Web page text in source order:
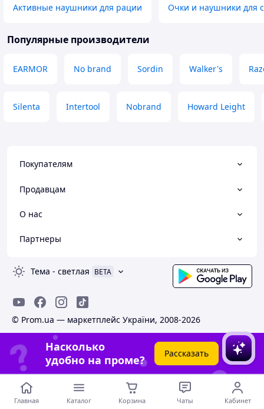
Активные наушники для рации Очки и наушники для
Популярные производители
EARMOR No brand Sordin Walker's
Silenta Intertool Nobrand Howard Leight
Покупателям
Продавцам
О нас
Партнеры
Тема - светлая BETA
© Prom.ua — маркетплейс України, 2008-2026
Насколько
удобно на проме?
Рассказать
Главная Каталог Корзина Чаты Кабинет